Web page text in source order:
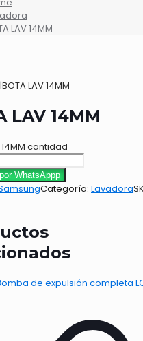
LAV 14MM
|BOTA LAV 14MM
LAV 14MM
14MM cantidad
WhatsAppp
Categoría: Lavadora